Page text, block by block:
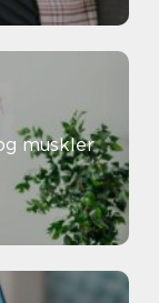
muskler